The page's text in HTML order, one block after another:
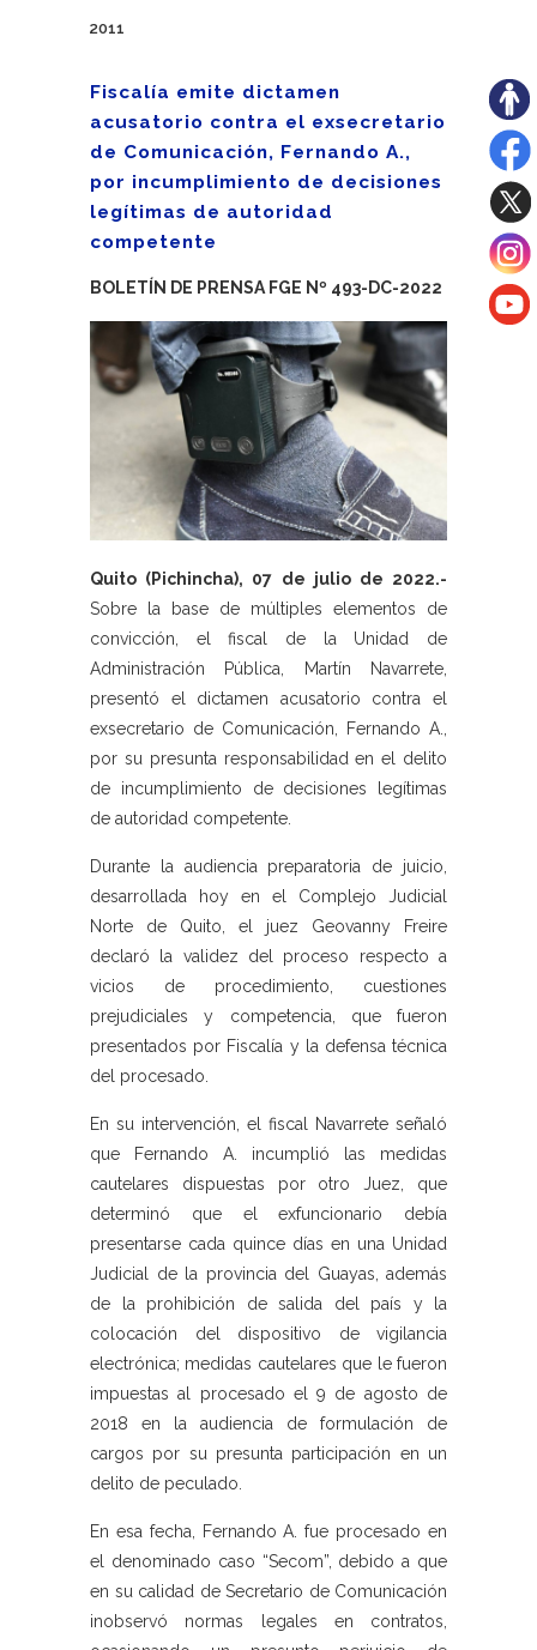
2011
Fiscalía emite dictamen
acusatorio contra el exsecretario
de Comunicación, Fernando A.,
por incumplimiento de decisiones
legítimas de autoridad
competente
BOLETÍN DE PRENSA FGE Nº 493-DC-2022
Quito (Pichincha), 07 de julio de 2022.-
Sobre la base de múltiples elementos de
convicción, el fiscal de la Unidad de
Administración Pública, Martín Navarrete,
presentó el dictamen acusatorio contra el
exsecretario de Comunicación, Fernando A.,
por su presunta responsabilidad en el delito
de incumplimiento de decisiones legítimas
de autoridad competente.
Durante la audiencia preparatoria de juicio,
desarrollada hoy en el Complejo Judicial
Norte de Quito, el juez Geovanny Freire
declaró la validez del proceso respecto a
vicios de procedimiento, cuestiones
prejudiciales y competencia, que fueron
presentados por Fiscalía y la defensa técnica
del procesado.
En su intervención, el fiscal Navarrete señaló
que Fernando A. incumplió las medidas
cautelares dispuestas por otro Juez, que
determinó que el exfuncionario debía
presentarse cada quince días en una Unidad
Judicial de la provincia del Guayas, además
de la prohibición de salida del país y la
colocación del dispositivo de vigilancia
electrónica; medidas cautelares que le fueron
impuestas al procesado el 9 de agosto de
2018 en la audiencia de formulación de
cargos por su presunta participación en un
delito de peculado.
En esa fecha, Fernando A. fue procesado en
el denominado caso “Secom”, debido a que
en su calidad de Secretario de Comunicación
inobservó normas legales en contratos,